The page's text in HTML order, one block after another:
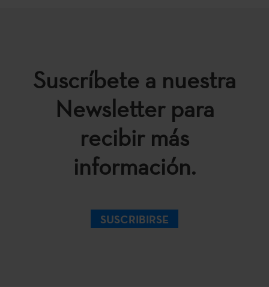
Suscríbete a nuestra
Newsletter para
recibir más
información.
SUSCRIBIRSE